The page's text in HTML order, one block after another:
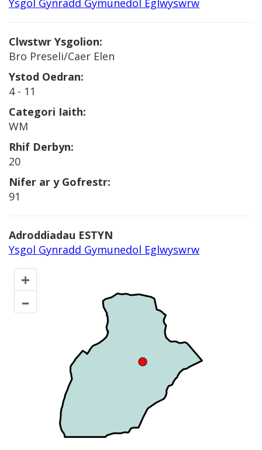
Ysgol Gynradd Gymunedol Eglwyswrw
Clwstwr Ysgolion:
Bro Preseli/Caer Elen
Ystod Oedran:
4 - 11
Categori Iaith:
WM
Rhif Derbyn:
20
Nifer ar y Gofrestr:
91
Adroddiadau ESTYN
Ysgol Gynradd Gymunedol Eglwyswrw
+
–